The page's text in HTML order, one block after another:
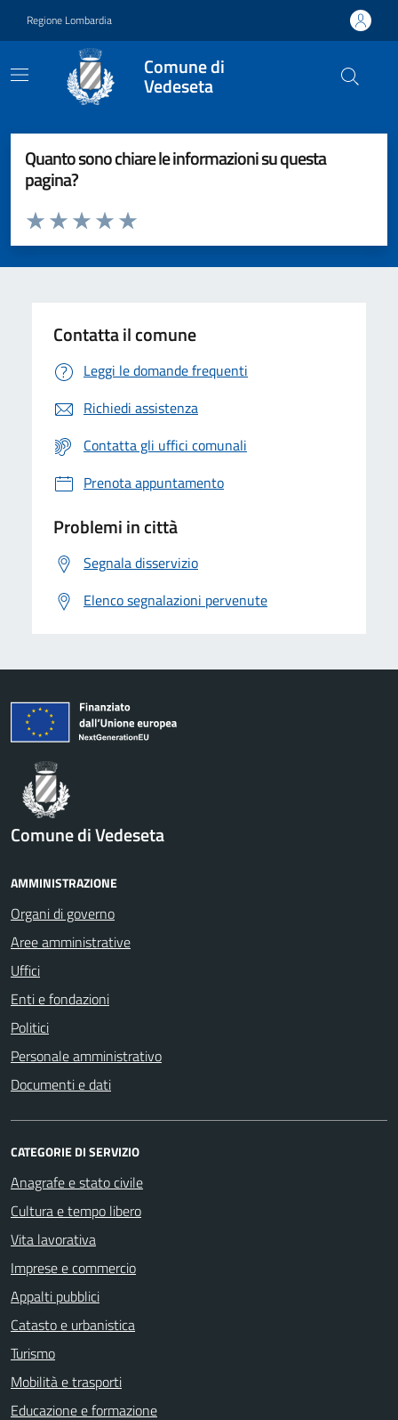
Regione Lombardia
Comune di
Vedeseta
Quanto sono chiare le informazioni su questa
pagina?
Valuta da 1 a 5 stelle la pagina
Valuta 5 stelle su 5
Valuta 4 stelle su 5
Valuta 3 stelle su 5
Valuta 2 stelle su 5
Valuta 1 stelle su 5
Contatta il comune
Leggi le domande frequenti
Richiedi assistenza
Contatta gli uffici comunali
Prenota appuntamento
Problemi in città
Segnala disservizio
Elenco segnalazioni pervenute
Comune di Vedeseta
AMMINISTRAZIONE
Organi di governo
Aree amministrative
Uffici
Enti e fondazioni
Politici
Personale amministrativo
Documenti e dati
CATEGORIE DI SERVIZIO
Anagrafe e stato civile
Cultura e tempo libero
Vita lavorativa
Imprese e commercio
Appalti pubblici
Catasto e urbanistica
Turismo
Mobilità e trasporti
Educazione e formazione